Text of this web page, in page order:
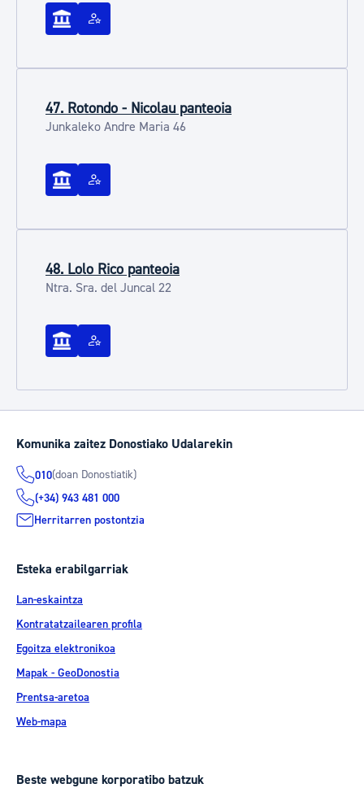
47. Rotondo - Nicolau panteoia
Junkaleko Andre Maria 46
48. Lolo Rico panteoia
Ntra. Sra. del Juncal 22
Komunika zaitez Donostiako Udalarekin
010(doan Donostiatik)
(+34) 943 481 000
Herritarren postontzia
Esteka erabilgarriak
Lan-eskaintza
Kontratatzailearen profila
Egoitza elektronikoa
Mapak - GeoDonostia
Prentsa-aretoa
Web-mapa
Beste webgune korporatibo batzuk